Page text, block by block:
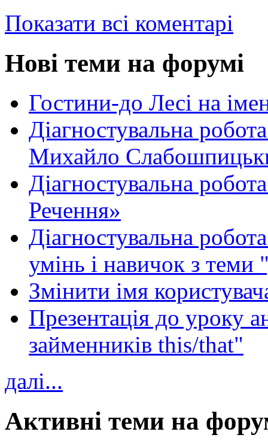
Показати всі коментарі
Нові теми на форумі
Гостини-до Лесі на
Діагностувальна
Михайло
Діагностувальна
Речення»
Діагностувальна
умінь і навичок з теми
Змінити імя
Презентація до уроку
займенників this/that"
далі...
Активні теми на